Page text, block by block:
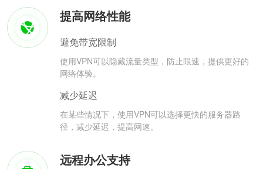
提高网络性能
避免带宽限制
使用VPN可以隐藏流量类型，防止限速，提供更好的
网络体验。
减少延迟
在某些情况下，使用VPN可以选择更快的服务器路
径，减少延迟，提高网速。
远程办公支持